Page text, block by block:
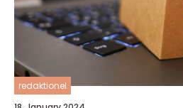
redaktionel